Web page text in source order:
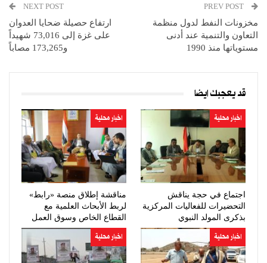
مخزونات النفط لدول منظمة
التعاون والتنمية عند أدنى
مستوياتها منذ 1990
NEXT POST
ارتفاع حصيلة ضحايا العدوان
على غزة إلى 73,016 شهيداً
و173,265 مصاباً
قد يعجبك ايضا
اخبار محلية
اجتماع في حجة يناقش
التحضيرات للفعاليات المركزية
بذكرى المولد النبوي
اخبار محلية
مناقشة إطلاق منصة «رابط»
لربط الأبحاث العلمية مع
القطاع الخاص وسوق العمل
اخبار محلية اخبار محلية